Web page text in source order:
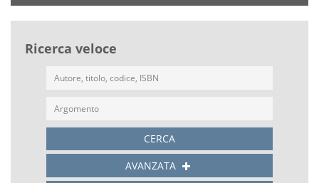
Ricerca veloce
CERCA
AVANZATA